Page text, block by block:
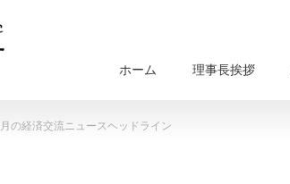
ホーム 理事長挨拶
の経済交流ニュースヘッドライン